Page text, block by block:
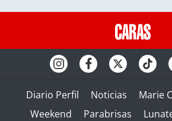
Diario Perfil Noticias Marie
Weekend
Parabrisas